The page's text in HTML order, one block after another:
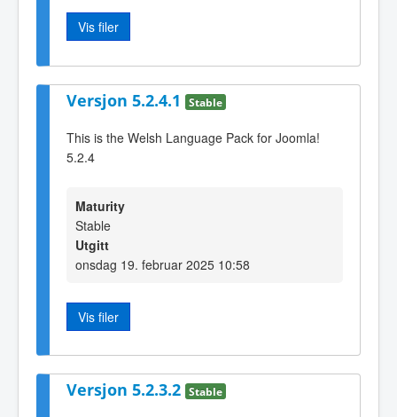
Vis filer
Versjon 5.2.4.1 Stable
This is the Welsh Language Pack for Joomla!
5.2.4
Maturity
Stable
Utgitt
onsdag 19. februar 2025 10:58
Vis filer
Versjon 5.2.3.2 Stable